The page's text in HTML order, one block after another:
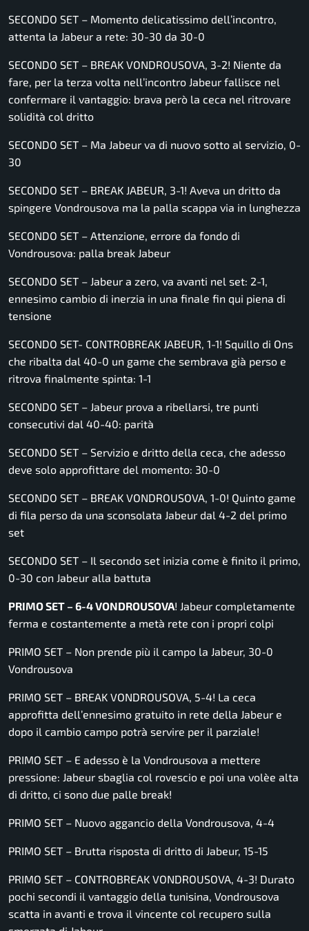
SECONDO SET – Momento delicatissimo dell’incontro,
attenta la Jabeur a rete: 30-30 da 30-0
SECONDO SET – BREAK VONDROUSOVA, 3-2! Niente da
fare, per la terza volta nell’incontro Jabeur fallisce nel
confermare il vantaggio: brava però la ceca nel ritrovare
solidità col dritto
SECONDO SET – Ma Jabeur va di nuovo sotto al servizio, 0-
30
SECONDO SET – BREAK JABEUR, 3-1! Aveva un dritto da
spingere Vondrousova ma la palla scappa via in lunghezza
SECONDO SET – Attenzione, errore da fondo di
Vondrousova: palla break Jabeur
SECONDO SET – Jabeur a zero, va avanti nel set: 2-1,
ennesimo cambio di inerzia in una finale fin qui piena di
tensione
SECONDO SET- CONTROBREAK JABEUR, 1-1! Squillo di Ons
che ribalta dal 40-0 un game che sembrava già perso e
ritrova finalmente spinta: 1-1
SECONDO SET – Jabeur prova a ribellarsi, tre punti
consecutivi dal 40-40: parità
SECONDO SET – Servizio e dritto della ceca, che adesso
deve solo approfittare del momento: 30-0
SECONDO SET – BREAK VONDROUSOVA, 1-0! Quinto game
di fila perso da una sconsolata Jabeur dal 4-2 del primo
set
SECONDO SET – Il secondo set inizia come è finito il primo,
0-30 con Jabeur alla battuta
PRIMO SET – 6-4 VONDROUSOVA! Jabeur completamente
ferma e costantemente a metà rete con i propri colpi
PRIMO SET – Non prende più il campo la Jabeur, 30-0
Vondrousova
PRIMO SET – BREAK VONDROUSOVA, 5-4! La ceca
approfitta dell’ennesimo gratuito in rete della Jabeur e
dopo il cambio campo potrà servire per il parziale!
PRIMO SET – E adesso è la Vondrousova a mettere
pressione: Jabeur sbaglia col rovescio e poi una volèe alta
di dritto, ci sono due palle break!
PRIMO SET – Nuovo aggancio della Vondrousova, 4-4
PRIMO SET – Brutta risposta di dritto di Jabeur, 15-15
PRIMO SET – CONTROBREAK VONDROUSOVA, 4-3! Durato
pochi secondi il vantaggio della tunisina, Vondrousova
scatta in avanti e trova il vincente col recupero sulla